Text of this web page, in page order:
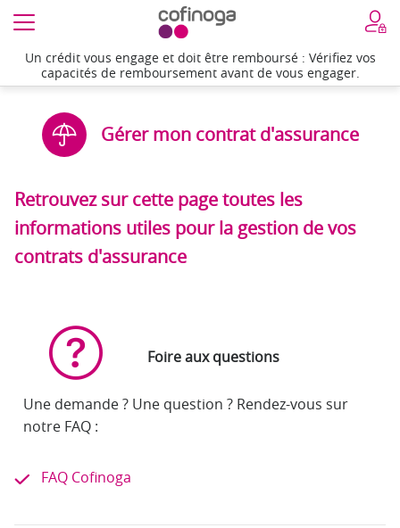
Un crédit vous engage et doit être remboursé : Vérifiez vos
capacités de remboursement avant de vous engager.
Gérer mon contrat d'assurance
Retrouvez sur cette page toutes les
informations utiles pour la gestion de vos
contrats d'assurance
Foire aux questions
Une demande ? Une question ? Rendez-vous sur
notre FAQ :
FAQ Cofinoga